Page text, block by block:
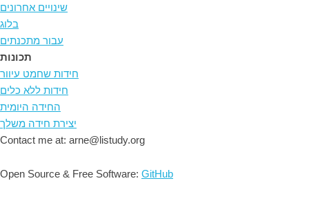
שינויים אחרונים
בלוג
עבור מתכנתים
תכונות
חידות שחמט עיוור
חידות ללא כלים
החידה היומית
יצירת חידה משלך
Contact me at: arne@listudy.org
Open Source & Free Software: GitHub